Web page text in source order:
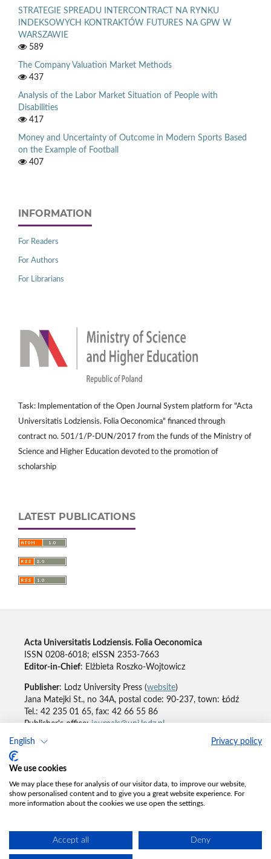
English Privacy policy
We use cookies
We may place these for analysis of our visitor data, to improve our website,
show personalised content and to give you a great website experience. For
more information about the cookies we use open the settings.
Accept all Deny
STRATEGIE SPREADU INTERCONTRACT NA RYNKU
INDEKSOWYCH KONTRAKTÓW FUTURES NA GPW W
WARSZAWIE
589
The Company Valuation Market Methods
437
Analysis of the Labor Market Situation of People with
Disabilities
417
Money and Uncertainty of Outcome in Modern Sports Based
on the Example of Football
407
INFORMATION
For Readers
For Authors
For Librarians
Task: Implementation of the Open Journal System platform for "Acta
Universitatis Lodziensis. Folia Oeconomica" financed through
contract no. 501/1/P-DUN/2017 from the funds of the Ministry of
Science and Higher Education devoted to the promotion of
scholarship
LATEST PUBLICATIONS
Acta Universitatis Lodziensis. Folia Oeconomica
ISSN 0208-6018; eISSN 2353-7663
Editor-in-Chief: Elżbieta Roszko-Wojtowicz
Publisher: Lodz University Press (website)
Jana Matejki St., no 34A, postal code: 90-237, town: Łódź
Tel.: 42 235 01 65, fax: 42 66 55 86
Publisher's office:journals@uni.lodz.pl
Accesibility declaration